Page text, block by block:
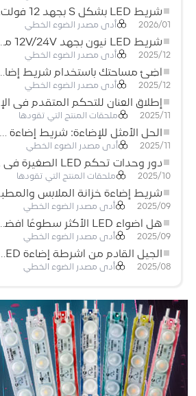
شريط LED بشكل S بجهد 12 فولت: حل إضاءة مرن وفعال للتصميمات الحديثة
2026/01 أدى مصدر الضوء الخطي
شريط LED نيون بجهد 12V/24V مع إمكانية القص كل 3 مصابيح: حل إضاءة نيون عصري لكل المساحات
2025/12 أدى مصدر الضوء الخطي
أضِئ مساحتك باستخدام شريط إضاءة LED نيون مرن منخفض الجهد
2025/12 أدى مصدر الضوء الخطي
إطلاق العنان للتحكم المتقدم في الإضاءة: المزايا الرئيسية لجهاز التحكم RGBW 5–24 فولت
2025/11 ملحقات المنتج التي تقودها
الحل الأمثل للإضاءة: شريط إضاءة LED مرن عالي الكثافة COB FOB للإضاءة الحديثة
2025/11 أدى مصدر الضوء الخطي
دور وحدات تحكم LED الصغيرة في مشاريع إضاءة شريط LED
2025/10 ملحقات المنتج التي تقودها
شريط إضاءة خزانة الملابس والمطبخ: شريط COB LED اللمسي الذي يعيد تعريف الإضاءة المنزلية والتجارية
2025/09 أدى مصدر الضوء الخطي
هل أضواء LED الأكثر سطوعًا أفضل؟
2025/09 أدى مصدر الضوء الخطي
الجيل القادم من أشرطة إضاءة LED: قابلة للقطع بحرية لإمكانيات غير محدودة
2025/08 أدى مصدر الضوء الخطي